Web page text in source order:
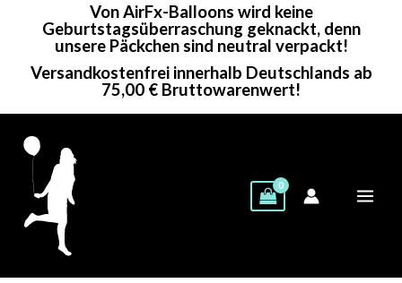
Von AirFx-Balloons wird keine
Geburtstagsüberraschung geknackt, denn
unsere Päckchen sind neutral verpackt!
Versandkostenfrei innerhalb Deutschlands ab
75,00 € Bruttowarenwert!